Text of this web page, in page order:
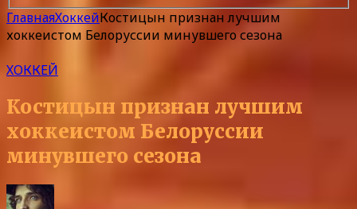
ГлавнаяХоккейКостицын признан лучшим
хоккеистом Белоруссии минувшего сезона
ХОККЕЙ
Костицын признан лучшим
хоккеистом Белоруссии
минувшего сезона